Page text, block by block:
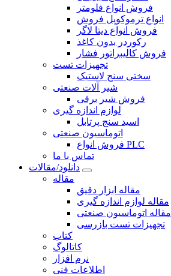
فروش انواع فلومتر
انواع ترموکوپل فروش
فروش انواع دیتا لاگر
رکوردر بدون کاغذ
فروش کالیبراتور فشار
تجهیزات تست
سختی سنج لاستیک
شیر آلات صنعتی
فروش شیر برقی
لوازم اندازه گیری
اسید سنج پرتابل
اتوماسیون صنعتی
فروش انواع PLC
تماس با ما
دانلود/مقالات
مقاله
مقاله ابزار دقیق
مقاله لوازم اندازه گیری
مقاله اتوماسیون صنعتی
تجهیزات تست بازرسی
کتاب
کاتالوگ
نرم افزار
اطلاعات فنی